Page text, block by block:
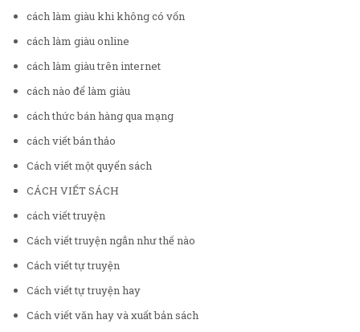
cách làm giàu khi không có vốn
cách làm giàu online
cách làm giàu trên internet
cách nào để làm giàu
cách thức bán hàng qua mạng
cách viết bản thảo
Cách viết một quyển sách
CÁCH VIẾT SÁCH
cách viết truyện
Cách viết truyện ngắn như thế nào
Cách viết tự truyện
Cách viết tự truyện hay
Cách viết văn hay và xuất bản sách